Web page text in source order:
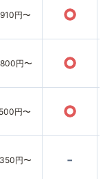
円〜 ○
円〜 ○
円〜 ○
円〜 -